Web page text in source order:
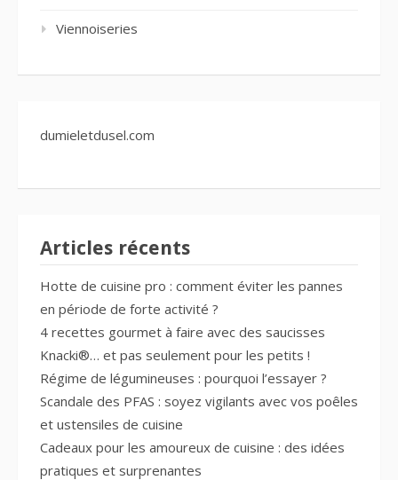
Viennoiseries
dumieletdusel.com
Articles récents
Hotte de cuisine pro : comment éviter les pannes
en période de forte activité ?
4 recettes gourmet à faire avec des saucisses
Knacki®… et pas seulement pour les petits !
Régime de légumineuses : pourquoi l’essayer ?
Scandale des PFAS : soyez vigilants avec vos poêles
et ustensiles de cuisine
Cadeaux pour les amoureux de cuisine : des idées
pratiques et surprenantes